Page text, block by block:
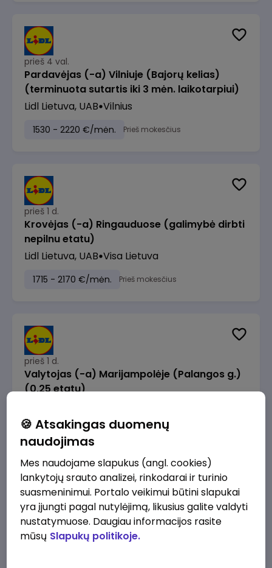
prieš 4 val.
Pardavėjas (-a) Vilniuje (Bajorų kelias)
(terminuota sutartis iki 3 mėn. laikotarpiui)
Lidl Lietuva, UAB Vilnius
1530 - 2220 €/mėn. Prieš mokesčius
prieš 1 d.
Krovėjas (-a) Ringauduose (galimybė dirbti
nepilnu etatu)
Lidl Lietuva, UAB Visa Lietuva
1715 - 2170 €/mėn. Prieš mokesčius
prieš 1 d.
Valytojas (-a) Marijampolėje (Palangos g.)
(0,25 etatu)
289 - 337 €/mėn. Prieš mokesčius
prieš 1 d.
Talent Development Project Manager (fixed
term - 1.5 years)
🍪 Atsakingas duomenų
naudojimas
Mes naudojame slapukus (angl. cookies)
lankytojų srauto analizei, rinkodarai ir turinio
suasmeninimui. Portalo veikimui būtini slapukai
yra įjungti pagal nutylėjimą, likusius galite valdyti
nustatymuose. Daugiau informacijos rasite
mūsų Slapukų politikoje.